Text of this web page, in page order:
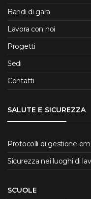
Bandi di gara
Lavora con noi
Progetti
Sedi
Contatti
SALUTE E SICUREZZA
Protocolli di gestione
Sicurezza nei luoghi di
SCUOLE